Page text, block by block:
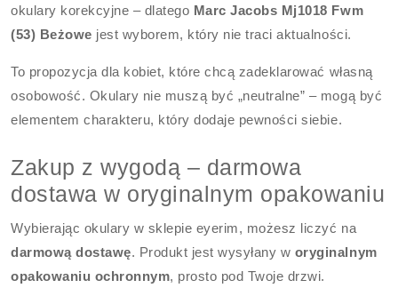
okulary korekcyjne – dlatego Marc Jacobs Mj1018 Fwm
(53) Beżowe jest wyborem, który nie traci aktualności.
To propozycja dla kobiet, które chcą zadeklarować własną
osobowość. Okulary nie muszą być „neutralne” – mogą być
elementem charakteru, który dodaje pewności siebie.
Zakup z wygodą – darmowa
dostawa w oryginalnym opakowaniu
Wybierając okulary w sklepie eyerim, możesz liczyć na
darmową dostawę. Produkt jest wysyłany w oryginalnym
opakowaniu ochronnym, prosto pod Twoje drzwi.